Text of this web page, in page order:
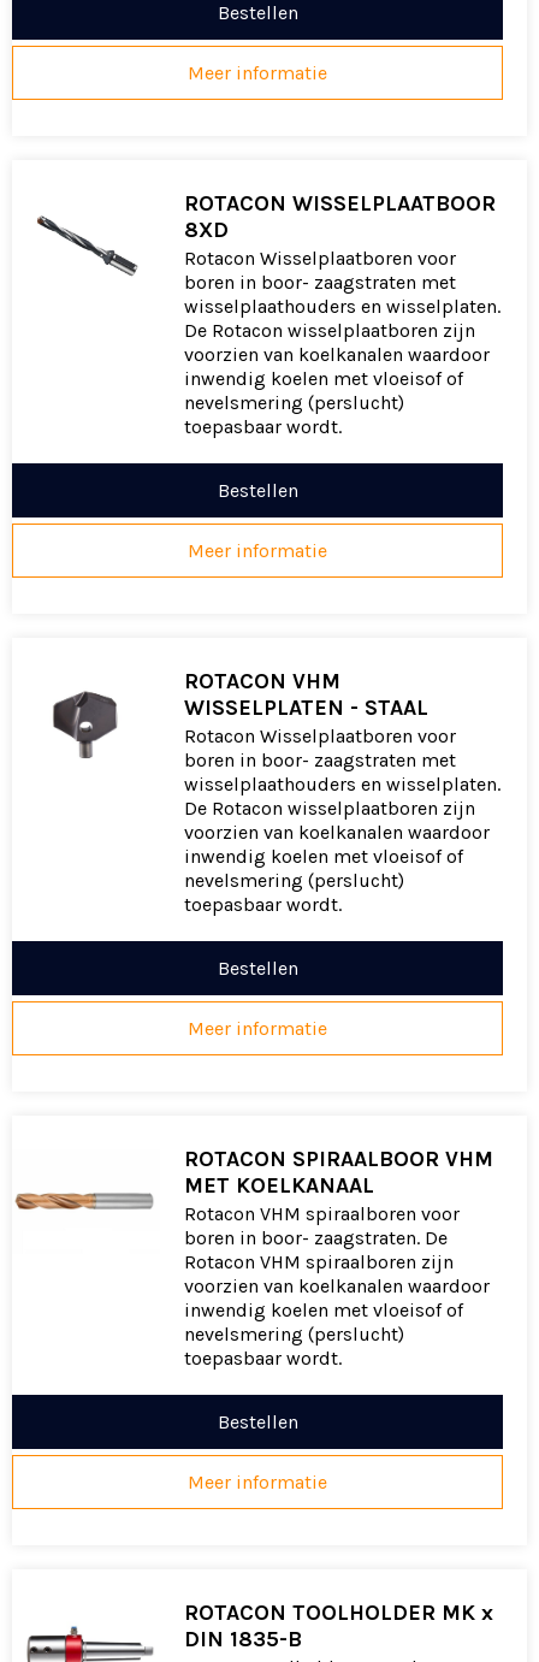
Bestellen
Meer informatie
ROTACON WISSELPLAATBOOR
8XD
Rotacon Wisselplaatboren voor
boren in boor- zaagstraten met
wisselplaathouders en wisselplaten.
De Rotacon wisselplaatboren zijn
voorzien van koelkanalen waardoor
inwendig koelen met vloeisof of
nevelsmering (perslucht)
toepasbaar wordt.
Bestellen
Meer informatie
ROTACON VHM
WISSELPLATEN - STAAL
Rotacon Wisselplaatboren voor
boren in boor- zaagstraten met
wisselplaathouders en wisselplaten.
De Rotacon wisselplaatboren zijn
voorzien van koelkanalen waardoor
inwendig koelen met vloeisof of
nevelsmering (perslucht)
toepasbaar wordt.
Bestellen
Meer informatie
ROTACON SPIRAALBOOR VHM
MET KOELKANAAL
Rotacon VHM spiraalboren voor
boren in boor- zaagstraten. De
Rotacon VHM spiraalboren zijn
voorzien van koelkanalen waardoor
inwendig koelen met vloeisof of
nevelsmering (perslucht)
toepasbaar wordt.
Bestellen
Meer informatie
ROTACON TOOLHOLDER MK x
DIN 1835-B